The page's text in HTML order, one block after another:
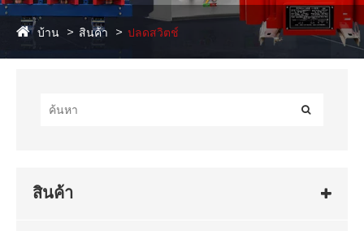
บ้าน สินค้า ปลดสวิตช์
สินค้า